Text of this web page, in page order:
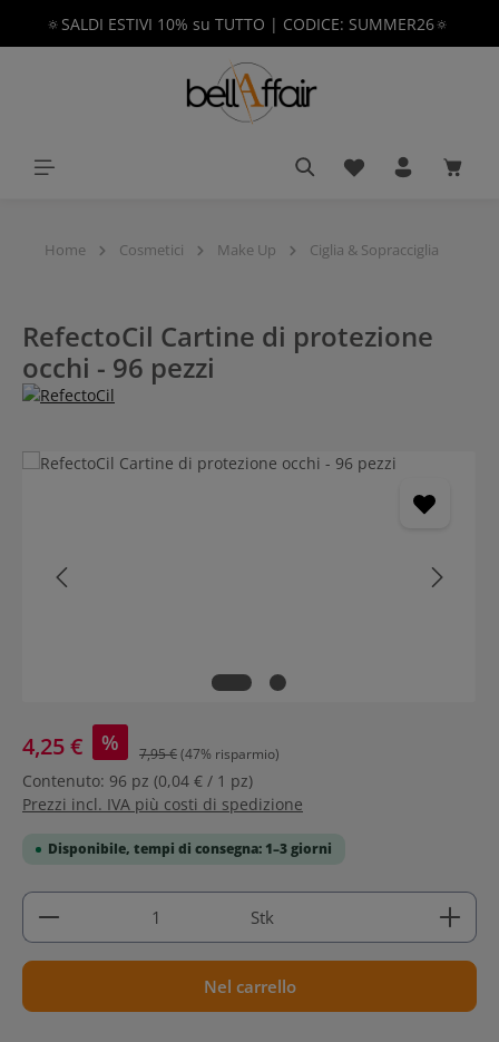
principale
🔅SALDI ESTIVI 10% su TUTTO | CODICE: SUMMER26🔅
Hai 0 articoli nella
Il
Home Cosmetici Make Up Ciglia & Sopracciglia
RefectoCil Cartine di protezione
occhi - 96 pezzi
Salta la galleria di immagini
4,25 € % 7,95 €(47% risparmio)
Contenuto: 96 pz (0,04 € / 1 pz)
Prezzi incl. IVA più costi di spedizione
Disponibile, tempi di consegna: 1–3 giorni
Quantità del prodotto: inserisci la quantità
Stk
Nel carrello